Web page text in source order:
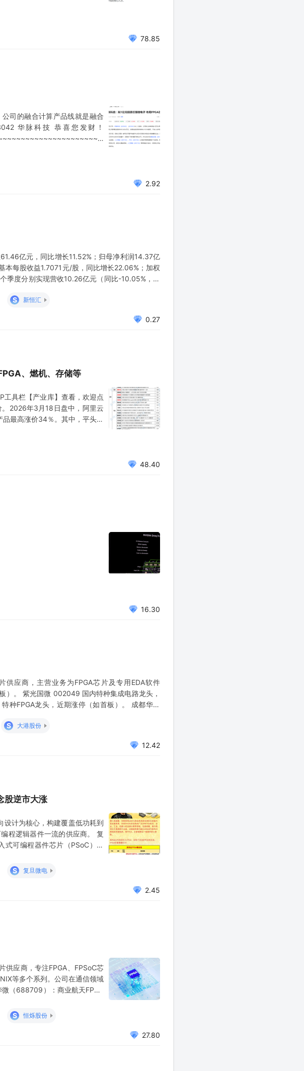
78.85
公司的融合计算产品线就是融合
华脉科技 恭喜您发财！
2.92
亿元，同比增长11.52%；归母净利润14.37亿
本每股收益1.7071元/股，同比增长22.06%；加权
季度分别实现营收10.26亿元（同比-10.05%，下
S 新恒汇
0.27
、燃机、存储等
工具栏【产业库】查看，欢迎点
2026年3月18日盘中，阿里云
最高涨价34％。其中，平头哥
定位A
48.40
16.30
供应商，主营业务为FPGA芯片及专用EDA软件
）。 紫光国微 002049 国内特种集成电路龙头，
种FPGA龙头，近期涨停（如首板）。 成都华微
S 大港股份
12.42
股逆市大涨
设计为核心，构建覆盖低功耗到
程逻辑器件一流的供应商。 复
式可编程器件芯片（PSoC）产
S 复旦微电
2.45
供应商，专注FPGA、FPSoC芯
等多个系列。公司在通信领域
（688709）：商业航天FPGA
S 恒烁股份
27.80